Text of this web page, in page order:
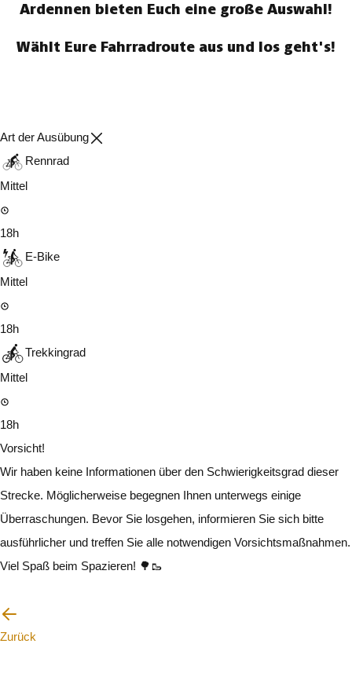
Ardennen bieten Euch eine große Auswahl!
Wählt Eure Fahrradroute aus und los geht's!
Art der Ausübung
Rennrad
Mittel
18h
E-Bike
Mittel
18h
Trekkingrad
Mittel
18h
Vorsicht!
Wir haben keine Informationen über den Schwierigkeitsgrad dieser
Strecke. Möglicherweise begegnen Ihnen unterwegs einige
Überraschungen. Bevor Sie losgehen, informieren Sie sich bitte
ausführlicher und treffen Sie alle notwendigen Vorsichtsmaßnahmen.
Viel Spaß beim Spazieren! 🌳🥾
Zurück